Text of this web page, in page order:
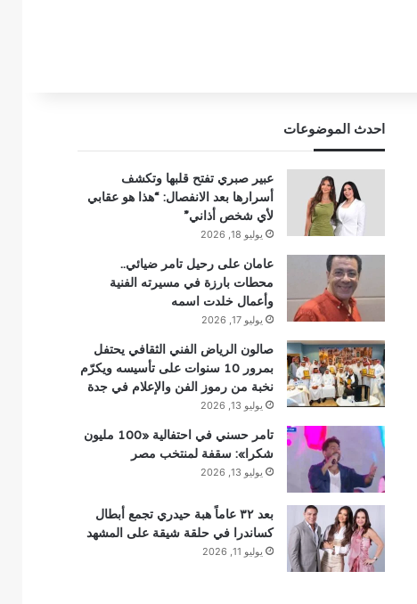
احدث الموضوعات
عبير صبري تفتح قلبها وتكشف
أسرارها بعد الانفصال: “هذا هو عقابي
لأي شخص أذاني”
يوليو 18, 2026
عامان على رحيل تامر ضيائي..
محطات بارزة في مسيرته الفنية
وأعمال خلدت اسمه
يوليو 17, 2026
صالون الرياض الفني الثقافي يحتفل
بمرور 10 سنوات على تأسيسه ويكرّم
نخبة من رموز الفن والإعلام في جدة
يوليو 13, 2026
تامر حسني في احتفالية «100 مليون
شكرا»: سقفة لمنتخب مصر
يوليو 13, 2026
بعد ٣٢ عاماً هبة حيدري تجمع أبطال
كساندرا في حلقة شيقة على المشهد
يوليو 11, 2026